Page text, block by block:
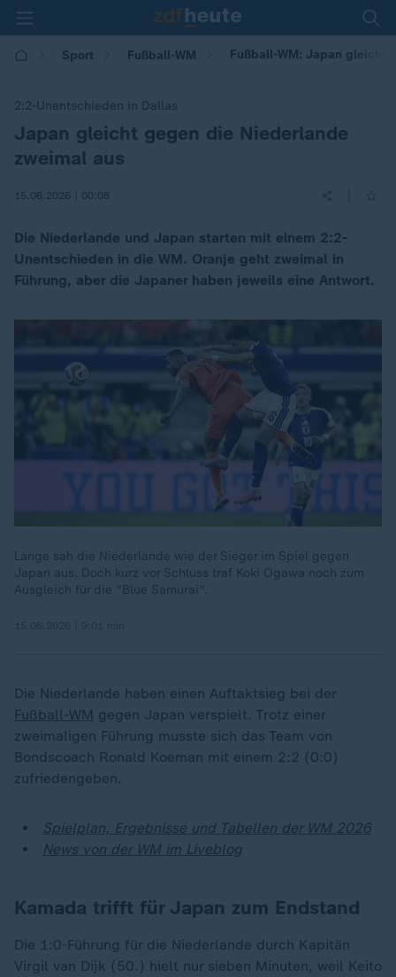
Sport Fußball-WM Fußball-WM: Japan gleicht
2:2-Unentschieden in Dallas
:
Japan gleicht gegen die Niederlande
zweimal aus
15.06.2026 | 00:08
Die Niederlande und Japan starten mit einem 2:2-
Unentschieden in die WM. Oranje geht zweimal in
Führung, aber die Japaner haben jeweils eine Antwort.
Lange sah die Niederlande wie der Sieger im Spiel gegen
Japan aus. Doch kurz vor Schluss traf Koki Ogawa noch zum
Ausgleich für die "Blue Samurai".
Die Niederlande haben einen Auftaktsieg bei der
Fußball-WM gegen Japan verspielt. Trotz einer
zweimaligen Führung musste sich das Team von
Bondscoach Ronald Koeman mit einem 2:2 (0:0)
zufriedengeben.
Spielplan, Ergebnisse und Tabellen der WM 2026
News von der WM im Liveblog
Kamada trifft für Japan zum Endstand
Die 1:0-Führung für die Niederlande durch Kapitän
Virgil van Dijk (50.) hielt nur sieben Minuten, weil Keito